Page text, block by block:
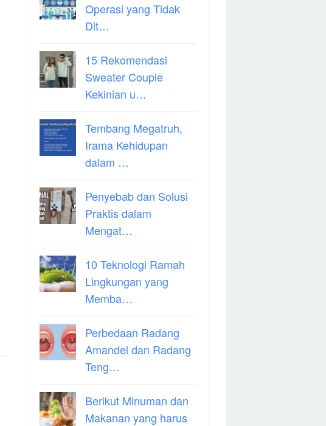
Operasi yang Tidak
Dit…
15 Rekomendasi
Sweater Couple
Kekinian u…
Tembang Megatruh,
Irama Kehidupan
dalam …
Penyebab dan Solusi
Praktis dalam
Mengat…
10 Teknologi Ramah
Lingkungan yang
Memba…
Perbedaan Radang
Amandel dan Radang
Teng…
Berikut Minuman dan
Makanan yang harus